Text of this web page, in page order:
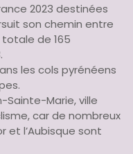
2023 destinées
son chemin entre
de 165
les cols pyrénéens
Sainte-Marie, ville
car de nombreux
et l’Aubisque sont